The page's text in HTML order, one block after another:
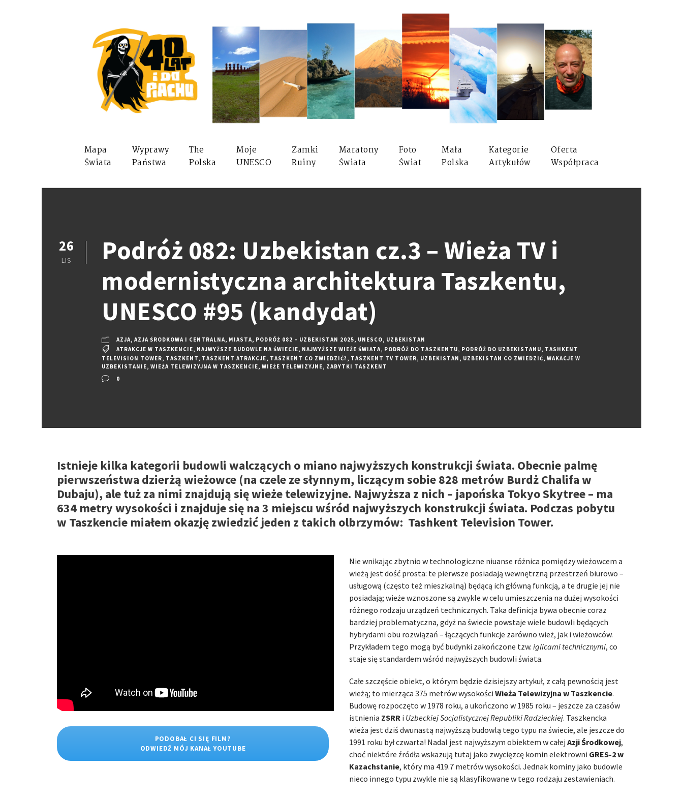
Mapa
Świata
Wyprawy
Państwa
The
Polska
Moje
UNESCO
Zamki
Ruiny
Maratony
Świata
Foto
Świat
Mała
Polska
Kategorie
Artykułów
Oferta
Współpraca
26
LIS
Podróż 082: Uzbekistan cz.3 – Wieża TV i
modernistyczna architektura Taszkentu,
UNESCO #95 (kandydat)
AZJA, AZJA ŚRODKOWA I CENTRALNA, MIASTA, PODRÓŻ 082 – UZBEKISTAN 2025, UNESCO, UZBEKISTAN
ATRAKCJE W TASZKENCIE, NAJWYŻSZE BUDOWLE NA ŚWIECIE, NAJWYŻSZE WIEŻE ŚWIATA, PODRÓŻ DO TASZKENTU, PODRÓŻ DO UZBEKISTANU, TASHKENT
TELEVISION TOWER, TASZKENT, TASZKENT ATRAKCJE, TASZKENT CO ZWIEDZIĆ? , TASZKENT TV TOWER, UZBEKISTAN , UZBEKISTAN CO ZWIEDZIĆ, WAKACJE W
UZBEKISTANIE, WIEŻA TELEWIZYJNA W TASZKENCIE, WIEŻE TELEWIZYJNE, ZABYTKI TASZKENT
0
Istnieje kilka kategorii budowli walczących o miano najwyższych konstrukcji świata. Obecnie palmę
pierwszeństwa dzierżą wieżowce (na czele ze słynnym, liczącym sobie 828 metrów Burdż Chalifa w
Dubaju), ale tuż za nimi znajdują się wieże telewizyjne. Najwyższa z nich – japońska Tokyo Skytree – ma
634 metry wysokości i znajduje się na 3 miejscu wśród najwyższych konstrukcji świata. Podczas pobytu
w Taszkencie miałem okazję zwiedzić jeden z takich olbrzymów: Tashkent Television Tower.
PODOBAŁ CI SIĘ FILM?
ODWIEDŹ MÓJ KANAŁ YOUTUBE
Nie wnikając zbytnio w technologiczne niuanse różnica pomiędzy wieżowcem a
wieżą jest dość prosta: te pierwsze posiadają wewnętrzną przestrzeń biurowo –
usługową (często też mieszkalną) będącą ich główną funkcją, a te drugie jej nie
posiadają; wieże wznoszone są zwykle w celu umieszczenia na dużej wysokości
różnego rodzaju urządzeń technicznych. Taka definicja bywa obecnie coraz
bardziej problematyczna, gdyż na świecie powstaje wiele budowli będących
hybrydami obu rozwiązań – łączących funkcje zarówno wież, jak i wieżowców.
Przykładem tego mogą być budynki zakończone tzw. iglicami technicznymi, co
staje się standardem wśród najwyższych budowli świata.
Całe szczęście obiekt, o którym będzie dzisiejszy artykuł, z całą pewnością jest
wieżą; to mierząca 375 metrów wysokości Wieża Telewizyjna w Taszkencie.
Budowę rozpoczęto w 1978 roku, a ukończono w 1985 roku – jeszcze za czasów
istnienia ZSRR i Uzbeckiej Socjalistycznej Republiki Radzieckiej. Taszkencka
wieża jest dziś dwunastą najwyższą budowlą tego typu na świecie, ale jeszcze do
1991 roku był czwarta! Nadal jest najwyższym obiektem w całej Azji Środkowej,
choć niektóre źródła wskazują tutaj jako zwycięzcę komin elektrowni GRES-2 w
Kazachstanie, który ma 419.7 metrów wysokości. Jednak kominy jako budowle
nieco innego typu zwykle nie są klasyfikowane w tego rodzaju zestawieniach.